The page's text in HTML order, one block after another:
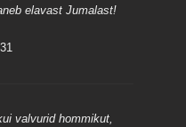
elavast Jumalast!
valvurid hommikut,